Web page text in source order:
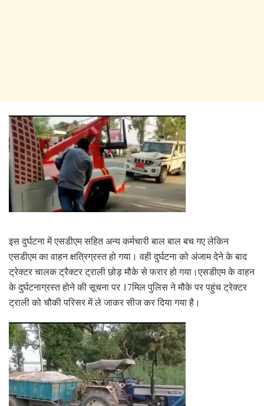
इस दुर्घटना में एसडीएम सहित अन्य कर्मचारी बाल बाल बच गए लेकिन
एसडीएम का वाहन क्षत्रिग्रस्त हो गया। वही दुर्घटना को अंजाम देने के बाद
ट्रेक्टर चालक ट्रैक्टर ट्राली छोड़ मौके से फरार हो गया।एसडीएम के वाहन
के दुर्घटनाग्रस्त होने की सूचना पर 17मिल पुलिस ने मौके पर पहुंच ट्रेक्टर
ट्राली को चौकी परिसर में ले जाकर सीज कर दिया गया है।